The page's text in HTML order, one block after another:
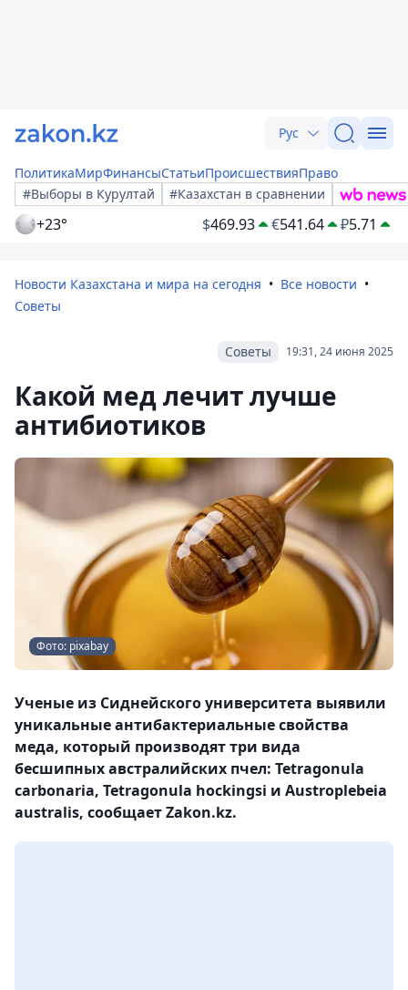
Рус
ПолитикаМирФинансыСтатьиПроисшествияПраво
#Выборы в Курултай
#Казахстан в сравнении
+23° $469.93 €541.64 ₽5.71
Новости Казахстана и мира на сегодня
Все новости
Советы
19:31, 24 июня 2025
Советы
Какой мед лечит лучше
антибиотиков
Фото: pixabay
Ученые из Сиднейского университета выявили
уникальные антибактериальные свойства
меда, который производят три вида
бесшипных австралийских пчел: Tetragonula
carbonaria, Tetragonula hockingsi и Austroplebeia
australis, сообщает Zakon.kz.